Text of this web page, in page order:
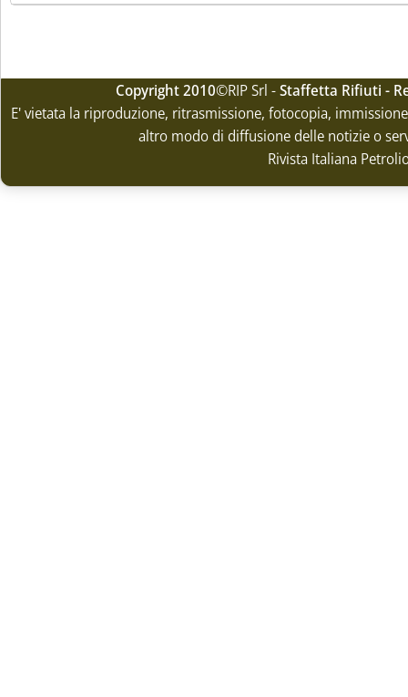
Copyright 2010©RIP Srl -Staffetta Rifiuti -
E' vietata la riproduzione, ritrasmissione, fotocopia,
altro modo di diffusione delle notizie o
Rivista Italiana